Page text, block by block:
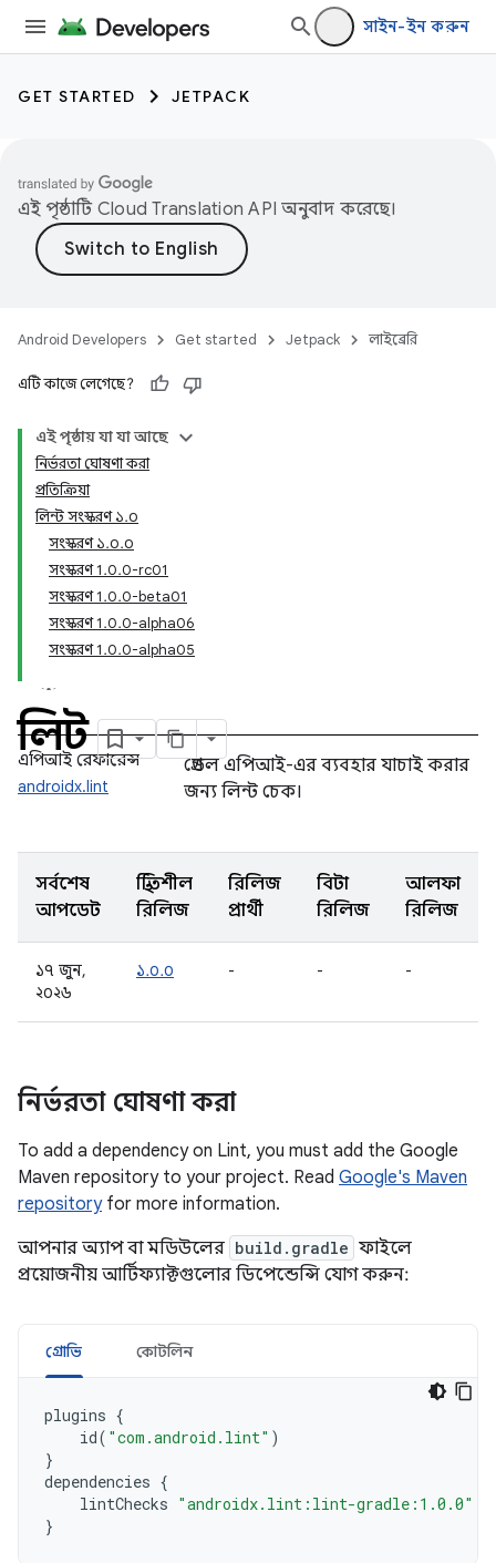
সাইন-ইন করুন
GET STARTED JETPACK
এই পৃষ্ঠাটি Cloud Translation API অনুবাদ করেছে।
Android Developers Get started Jetpack লাইব্রেরি
এটি কাজে লেগেছে?
এই পৃষ্ঠায় যা যা আছে
নির্ভরতা ঘোষণা করা
প্রতিক্রিয়া
লিন্ট সংস্করণ ১.০
সংস্করণ ১.০.০
সংস্করণ 1.0.0-rc01
সংস্করণ 1.0.0-beta01
সংস্করণ 1.0.0-alpha06
সংস্করণ 1.0.0-alpha05
লিন্ট
এপিআই রেফারেন্স
androidx.lint
গ্রেডল এপিআই-এর ব্যবহার যাচাই করার
জন্য লিন্ট চেক।
সর্বশেষ
আপডেট
স্থিতিশীল
রিলিজ
রিলিজ
প্রার্থী
বিটা
রিলিজ
আলফা
রিলিজ
১৭ জুন,
২০২৬
১.০.০ - - -
নির্ভরতা ঘোষণা করা
To add a dependency on Lint, you must add the Google
Maven repository to your project. Read Google's Maven
repositoryfor more information.
আপনার অ্যাপ বা মডিউলের build.gradle ফাইলে
প্রয়োজনীয় আর্টিফ্যাক্টগুলোর ডিপেন্ডেন্সি যোগ করুন:
গ্রোভি কোটলিন
plugins {
id( "com.android.lint" )
}
dependencies {
lintChecks "androidx.lint:lint-gradle:1.0.0"
}